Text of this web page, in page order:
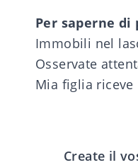
Per saperne di
Immobili nel
Osservate
Mia figlia riceve
Create il